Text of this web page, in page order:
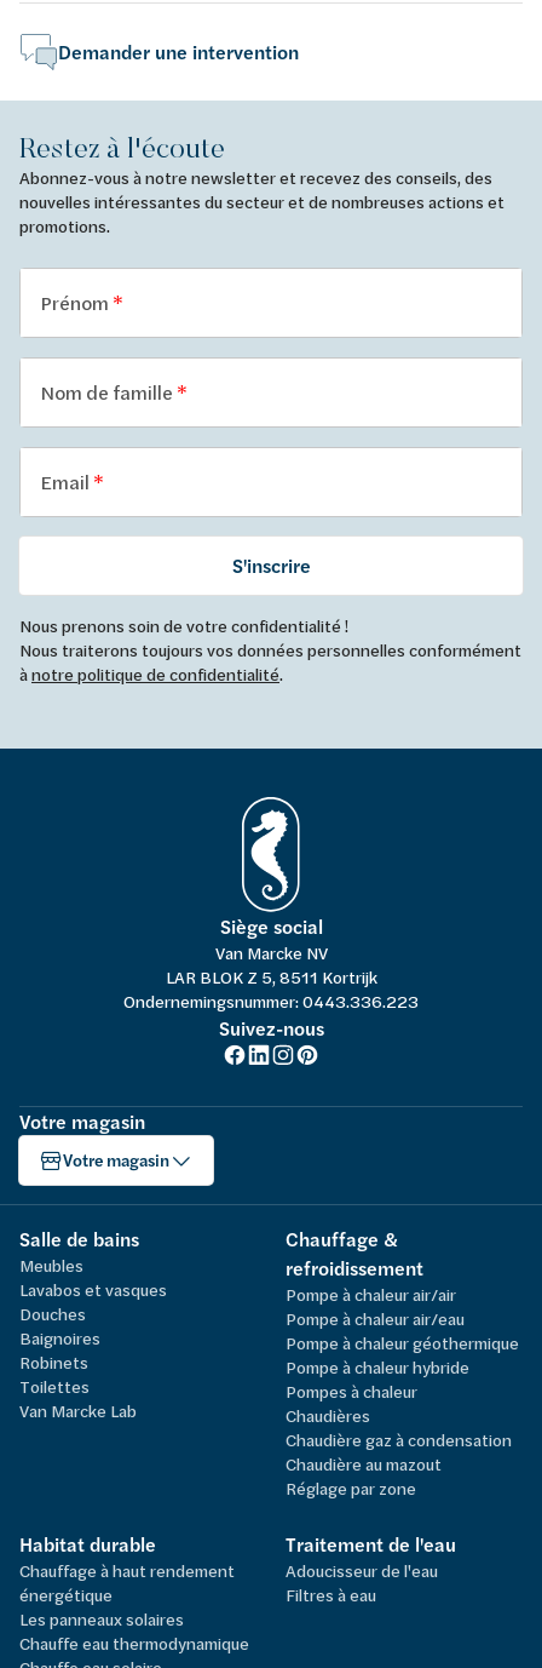
Demander une intervention
Restez à l'écoute
Abonnez-vous à notre newsletter et recevez des conseils, des
nouvelles intéressantes du secteur et de nombreuses actions et
promotions.
Prénom
Nom de famille
Email
S'inscrire
Nous prenons soin de votre confidentialité !
Nous traiterons toujours vos données personnelles conformément
ànotre politique de confidentialité.
Siège social
Van Marcke NV
LAR BLOK Z 5, 8511 Kortrijk
Ondernemingsnummer: 0443.336.223
Suivez-nous
Votre magasin
Votre magasin
Salle de bains
Meubles
Lavabos et vasques
Douches
Baignoires
Robinets
Toilettes
Van Marcke Lab
Chauffage &
refroidissement
Pompe à chaleur air/air
Pompe à chaleur air/eau
Pompe à chaleur géothermique
Pompe à chaleur hybride
Pompes à chaleur
Chaudières
Chaudière gaz à condensation
Chaudière au mazout
Réglage par zone
Habitat durable
Chauffage à haut rendement
énergétique
Les panneaux solaires
Chauffe eau thermodynamique
Traitement de l'eau
Adoucisseur de l'eau
Filtres à eau